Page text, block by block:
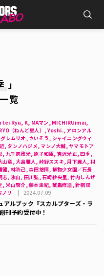
」
覧
Ryu, K, MAマン, MICHIRUimai,
（ねんど星人）, Yoshi., アロンアル
レムリオ, さいそう, シャイニングウィ
, タンノハジメ, マンノ大輔, ヤマモトア
, 九千房政光, 原子和臣, 吉沢光正, 四季,
山竜, 大畠雅人, 峠野ススキ, 月下麗人, 村
健, 林浩己, 森田悠揮, 植物少女園／石長
志, 氷山, 田川弘, 石崎紗央里, 竹内しんぜ
, 米山啓介, 藤本圭紀, 蟹蟲修造, 針桐双
リ
2024.07.09
アルブック『スカルプターズ・ラ
刊予約受付中！